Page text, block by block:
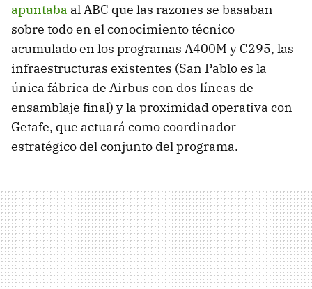
apuntaba al ABC que las razones se basaban
sobre todo en el conocimiento técnico
acumulado en los programas A400M y C295, las
infraestructuras existentes (San Pablo es la
única fábrica de Airbus con dos líneas de
ensamblaje final) y la proximidad operativa con
Getafe, que actuará como coordinador
estratégico del conjunto del programa.